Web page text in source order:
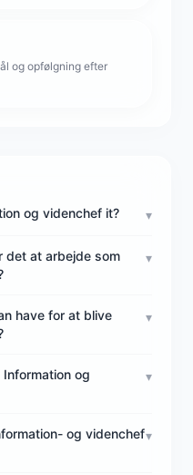
og opfølgning efter
og videnchef it? ▾
det at arbejde som
▾
have for at blive
▾
og
▾
og videnchef▾